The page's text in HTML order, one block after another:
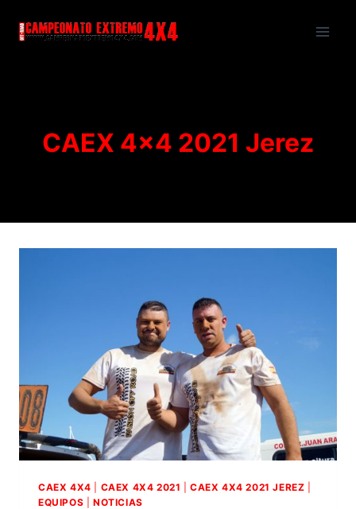
CAEX 4×4 2021 Jerez
CAEX 4X4 CAEX 4X4 2021 |CAEX 4X4 2021 JEREZ
EQUIPOS
NOTICIAS